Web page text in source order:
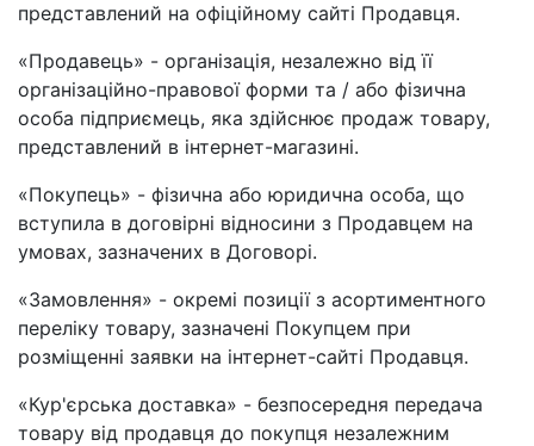
представлений на офіційному сайті Продавця.
«Продавець» - організація, незалежно від її
організаційно-правової форми та / або фізична
особа підприємець, яка здійснює продаж товару,
представлений в інтернет-магазині.
«Покупець» - фізична або юридична особа, що
вступила в договірні відносини з Продавцем на
умовах, зазначених в Договорі.
«Замовлення» - окремі позиції з асортиментного
переліку товару, зазначені Покупцем при
розміщенні заявки на інтернет-сайті Продавця.
«Кур'єрська доставка» - безпосередня передача
товару від продавця до покупця незалежним